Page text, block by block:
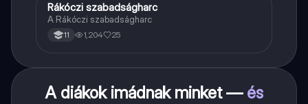
Töri
Rákóczi szabadságharc
A Rákóczi szabadságharc
11 1,204 25
A diákok imádnak minket — és